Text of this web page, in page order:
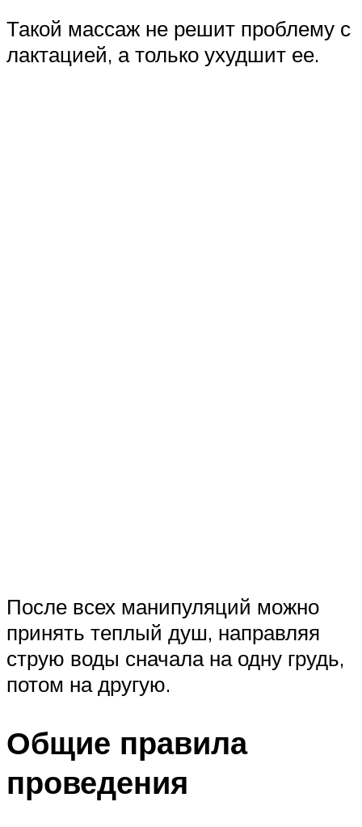
Такой массаж не решит проблему с
лактацией, а только ухудшит ее.
После всех манипуляций можно
принять теплый душ, направляя
струю воды сначала на одну грудь,
потом на другую.
Общие правила
проведения